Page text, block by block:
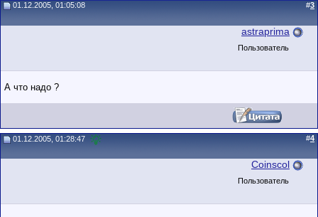
01.12.2005, 01:05:08 #3
astraprima
Пользователь
А что надо ?
01.12.2005, 01:28:47 #4
Coinscol
Пользователь